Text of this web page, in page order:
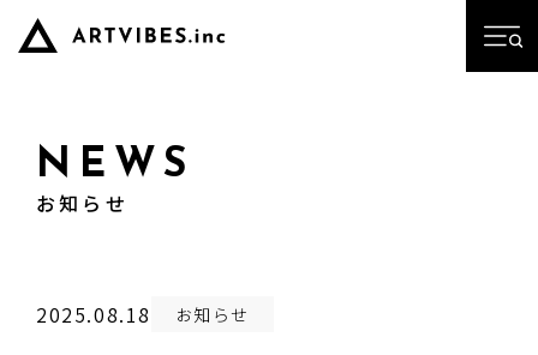
NEWS
お知らせ
2025.08.18 お知らせ